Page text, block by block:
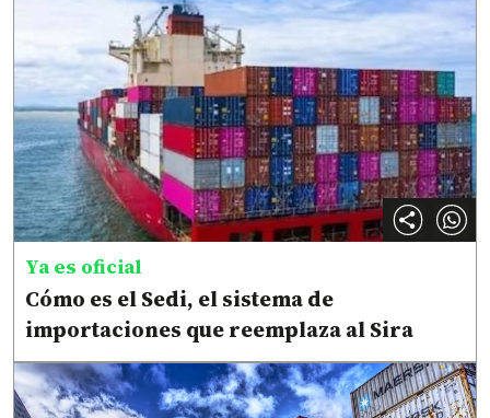
Ya es oficial
Cómo es el Sedi, el sistema de
importaciones que reemplaza al Sira